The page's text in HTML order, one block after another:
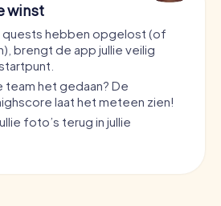
winst
quests hebben opgelost (of
brengt de app jullie veilig
team het gedaan? De
laat het meteen zien!
foto’s terug in jullie